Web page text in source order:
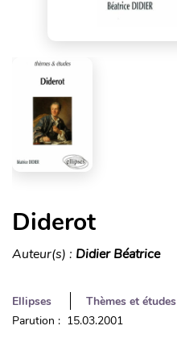
Diderot
Auteur(s) : Didier Béatrice
Ellipses
Thèmes et études
Parution : 15.03.2001